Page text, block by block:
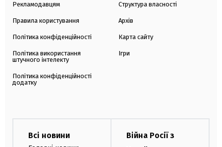
Рекламодавцям
Правила користування
Політика конфіденційності
Політика використання
штучного інтелекту
Політика конфіденційності
додатку
Структура власності
Архів
Карта сайту
Ігри
Всі новини
Війна Росії з